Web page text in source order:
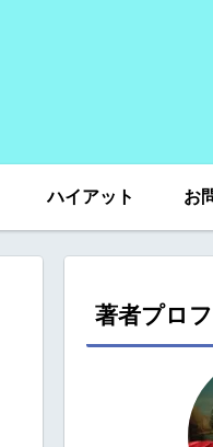
ハイアット お
著者プロ